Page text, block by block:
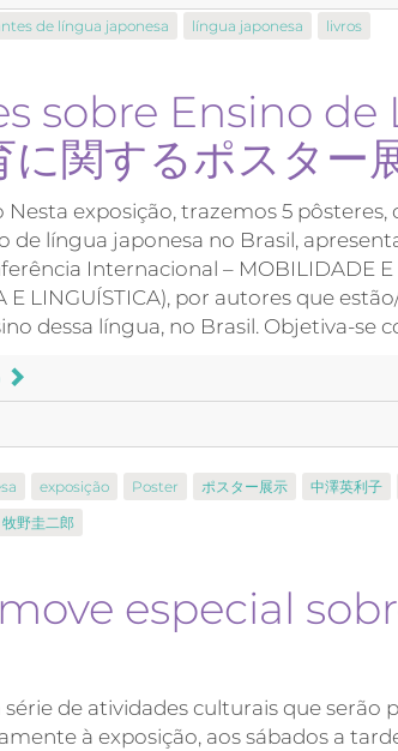
de língua japonesa língua japonesa livros
sobre Ensino de
関するポスター
Nesta exposição, trazemos 5
de língua japonesa no Brasil,
Internacional – MOBILIDADE E
E LINGUÍSTICA), por autores que
dessa língua, no Brasil. Objetiva-se
exposição Poster ポスター展示 中澤英利子
牧野圭二郎
especial
de atividades culturais que serão
à exposição, aos sábados a